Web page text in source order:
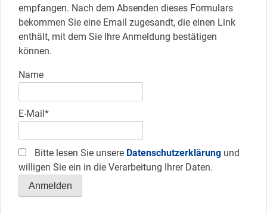
empfangen. Nach dem Absenden dieses Formulars
bekommen Sie eine Email zugesandt, die einen Link
enthält, mit dem Sie Ihre Anmeldung bestätigen
können.
Name
E-Mail*
Bitte lesen Sie unsere Datenschutzerklärung und
willigen Sie ein in die Verarbeitung Ihrer Daten.